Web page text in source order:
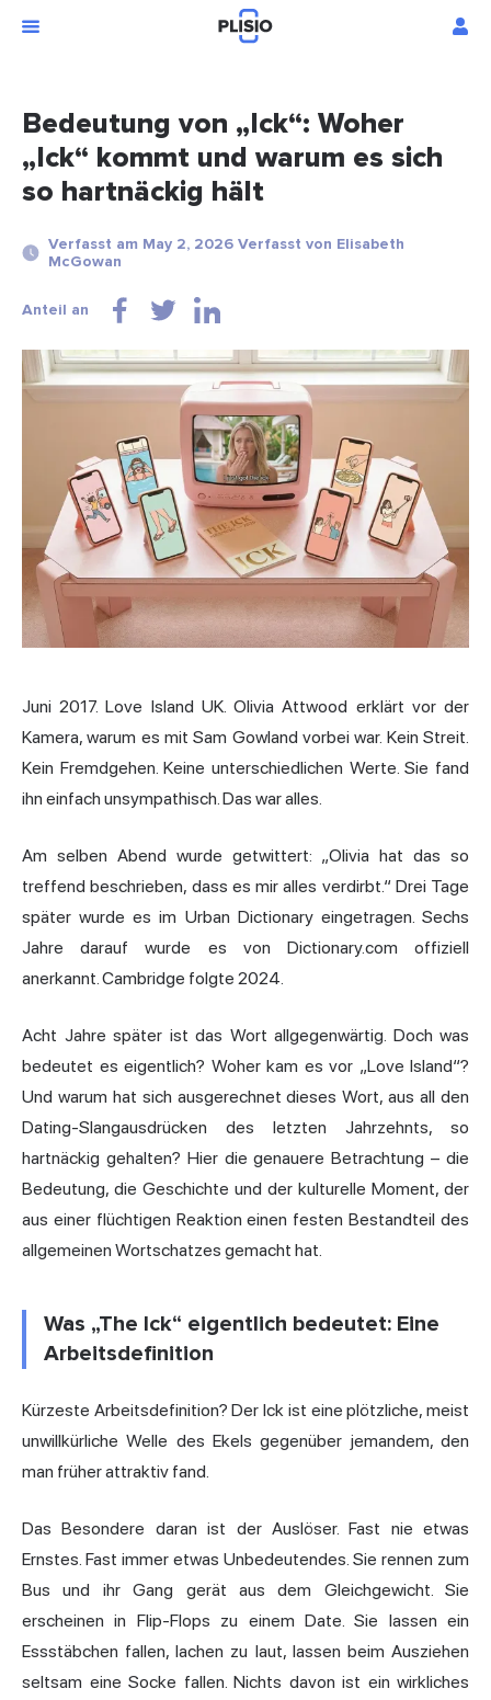
Bedeutung von „Ick“: Woher
„Ick“ kommt und warum es sich
so hartnäckig hält
Verfasst am May 2, 2026 Verfasst von Elisabeth
McGowan
Anteil an
Juni 2017. Love Island UK. Olivia Attwood erklärt vor der
Kamera, warum es mit Sam Gowland vorbei war. Kein Streit.
Kein Fremdgehen. Keine unterschiedlichen Werte. Sie fand
ihn einfach unsympathisch. Das war alles.
Am selben Abend wurde getwittert: „Olivia hat das so
treffend beschrieben, dass es mir alles verdirbt.“ Drei Tage
später wurde es im Urban Dictionary eingetragen. Sechs
Jahre darauf wurde es von Dictionary.com offiziell
anerkannt. Cambridge folgte 2024.
Acht Jahre später ist das Wort allgegenwärtig. Doch was
bedeutet es eigentlich? Woher kam es vor „Love Island“?
Und warum hat sich ausgerechnet dieses Wort, aus all den
Dating-Slangausdrücken des letzten Jahrzehnts, so
hartnäckig gehalten? Hier die genauere Betrachtung – die
Bedeutung, die Geschichte und der kulturelle Moment, der
aus einer flüchtigen Reaktion einen festen Bestandteil des
allgemeinen Wortschatzes gemacht hat.
Was „The Ick“ eigentlich bedeutet: Eine
Arbeitsdefinition
Kürzeste Arbeitsdefinition? Der Ick ist eine plötzliche, meist
unwillkürliche Welle des Ekels gegenüber jemandem, den
man früher attraktiv fand.
Das Besondere daran ist der Auslöser. Fast nie etwas
Ernstes. Fast immer etwas Unbedeutendes. Sie rennen zum
Bus und ihr Gang gerät aus dem Gleichgewicht. Sie
erscheinen in Flip-Flops zu einem Date. Sie lassen ein
Essstäbchen fallen, lachen zu laut, lassen beim Ausziehen
seltsam eine Socke fallen. Nichts davon ist ein wirkliches